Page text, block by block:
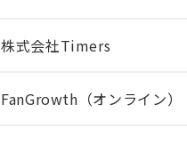
株式会社Timers
FanGrowth（オンライン）